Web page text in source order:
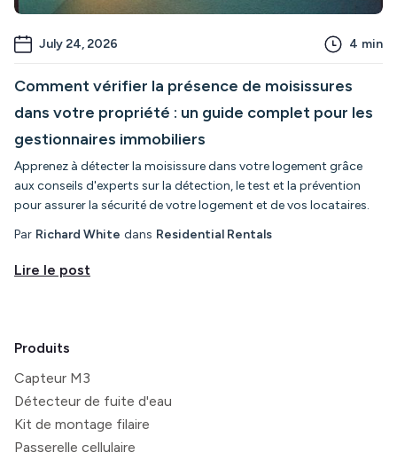
July 24, 2026 4 min
Comment vérifier la présence de moisissures
dans votre propriété : un guide complet pour les
gestionnaires immobiliers
Apprenez à détecter la moisissure dans votre logement grâce
aux conseils d'experts sur la détection, le test et la prévention
pour assurer la sécurité de votre logement et de vos locataires.
Par Richard White dans Residential Rentals
Lire le post
Produits
Capteur M3
Détecteur de fuite d'eau
Kit de montage filaire
Passerelle cellulaire